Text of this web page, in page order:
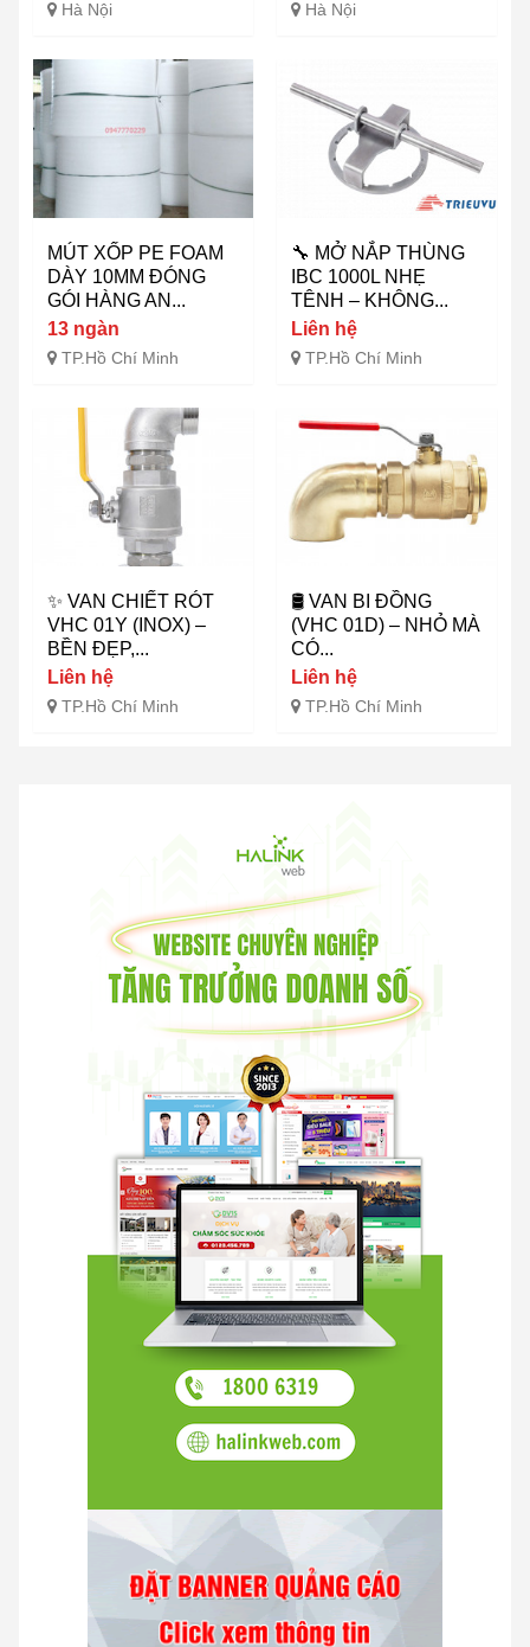
Hà Nội Hà Nội
MÚT XỐP PE FOAM
DÀY 10MM ĐÓNG
GÓI HÀNG AN...
13 ngàn
TP.Hồ Chí Minh
🔧 MỞ NẮP THÙNG
IBC 1000L NHẸ
TÊNH – KHÔNG...
Liên hệ
TP.Hồ Chí Minh
✨ VAN CHIẾT RÓT
VHC 01Y (INOX) –
BỀN ĐẸP,...
Liên hệ
TP.Hồ Chí Minh
🛢️ VAN BI ĐỒNG
(VHC 01D) – NHỎ MÀ
CÓ...
Liên hệ
TP.Hồ Chí Minh